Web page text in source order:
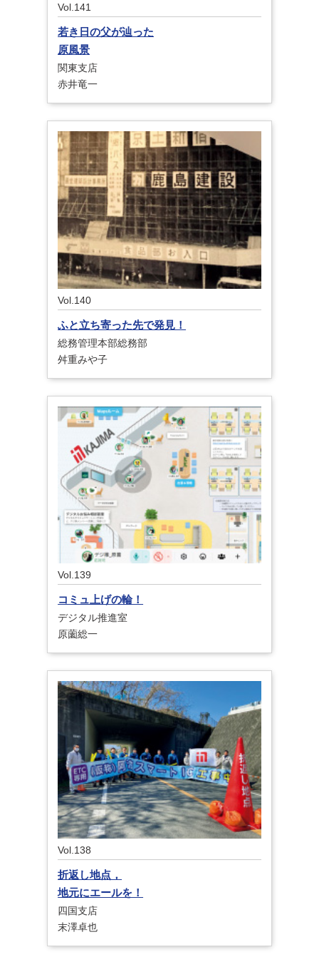
Vol.141
若き日の父が辿った
原風景
関東支店
赤井竜一
Vol.140
ふと立ち寄った先で発見！
総務管理本部総務部
舛重みや子
Vol.139
コミュ上げの輪！
デジタル推進室
原薗総一
Vol.138
折返し地点，
地元にエールを！
四国支店
末澤卓也